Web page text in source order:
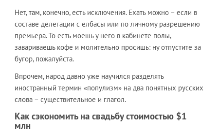
Нет, там, конечно, есть исключения. Ехать можно – если в
составе делегации с елбасы или по личному разрешению
премьера. То есть моешь у него в кабинете полы,
завариваешь кофе и молительно просишь: ну отпустите за
бугор, пожалуйста.
Впрочем, народ давно уже научился разделять
иностранный термин «популизм» на два понятных русских
слова – существительное и глагол.
Как сэкономить на свадьбу стоимостью $1
млн